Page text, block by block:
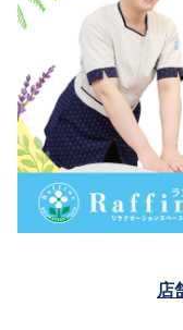
店